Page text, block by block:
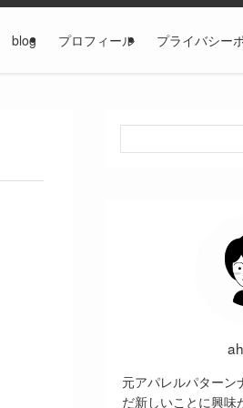
blog プロフィール プライバシー
元アパレルパターン
だ新しいことに興味